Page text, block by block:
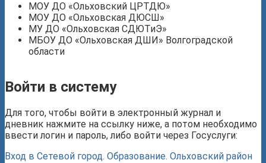
МОУ ДО «Ольховский ЦРТДЮ»
МОУ ДО «Ольховская ДЮСШ»
МУ ДО «Ольховская СДЮТиЭ»
МБОУ ДО «Ольховская ДШИ» Волгоградской
области
Войти в систему
Для того, чтобы войти в электронный журнал и
дневник нажмите на ссылку ниже, а потом необходимо
ввести логин и пароль, либо войти через Госуслуги:
Вход в Сетевой город. Образование. Ольховский район